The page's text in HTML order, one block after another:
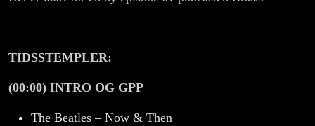
TIDSSTEMPLER:
(00:00) INTRO OG GPP
The Beatles – Now & Then